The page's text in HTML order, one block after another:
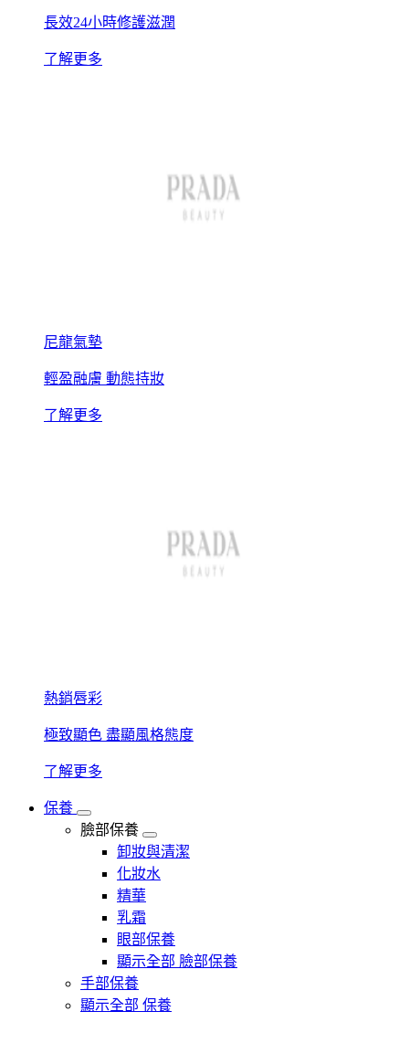
長效24小時修護滋潤
了解更多
尼龍氣墊
輕盈融膚 動態持妝
了解更多
熱銷唇彩
極致顯色 盡顯風格態度
了解更多
保養
臉部保養
卸妝與清潔
化妝水
精華
乳霜
眼部保養
顯示全部 臉部保養
手部保養
顯示全部 保養